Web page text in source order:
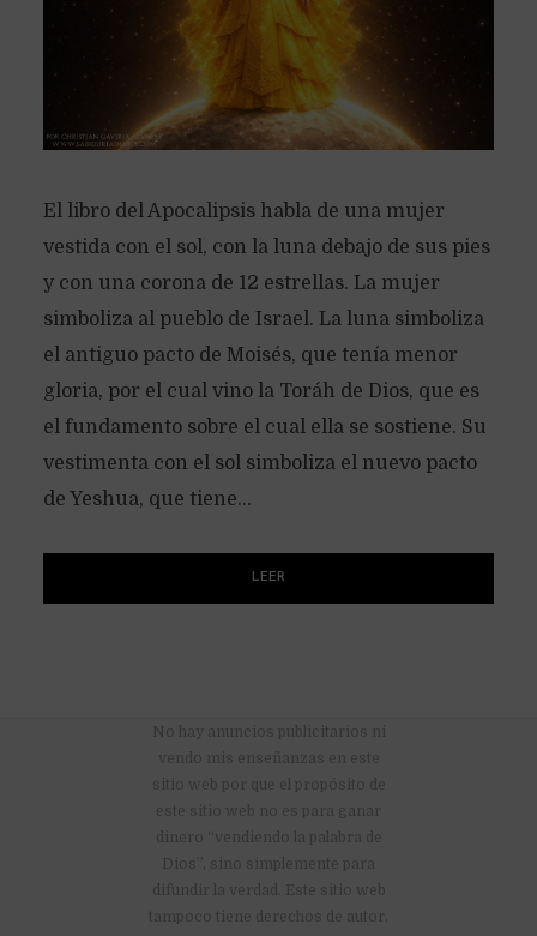
El libro del Apocalipsis habla de una mujer
vestida con el sol, con la luna debajo de sus pies
y con una corona de 12 estrellas. La mujer
simboliza al pueblo de Israel. La luna simboliza
el antiguo pacto de Moisés, que tenía menor
gloria, por el cual vino la Toráh de Dios, que es
el fundamento sobre el cual ella se sostiene. Su
vestimenta con el sol simboliza el nuevo pacto
de Yeshua, que tiene...
LEER
No hay anuncios publicitarios ni
vendo mis enseñanzas en este
sitio web por que el propósito de
este sitio web no es para ganar
dinero “vendiendo la palabra de
Dios”, sino simplemente para
difundir la verdad. Este sitio web
tampoco tiene derechos de autor.